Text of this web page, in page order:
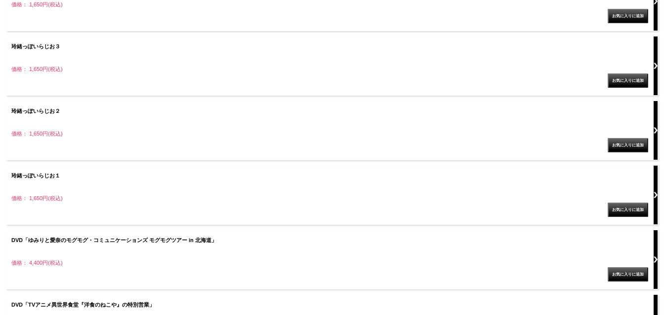
価格： 1,650円(税込)
玲緒っぽいらじお３
価格： 1,650円(税込)
玲緒っぽいらじお２
価格： 1,650円(税込)
玲緒っぽいらじお１
価格： 1,650円(税込)
DVD「ゆみりと愛奈のモグモグ・コミュニケーションズ モグモグツアー in 北海道」
価格： 4,400円(税込)
DVD「TVアニメ異世界食堂『洋食のねこや』の特別営業」